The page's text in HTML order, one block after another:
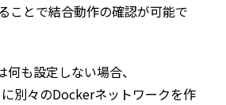
ことで結合動作の確認が可能で
も設定しない場合、
別々のDockerネットワークを作